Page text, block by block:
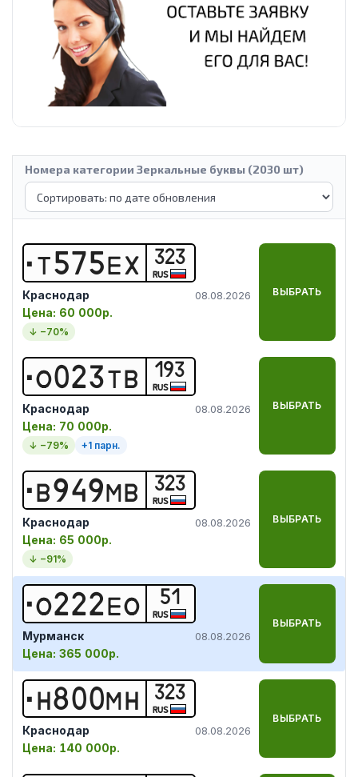
Номера категории Зеркальные буквы (2030 шт)
Т575ЕХ 323
RUS
Краснодар 08.08.2026
Цена: 60 000р.
↓ −70%
ВЫБРАТЬ
Н800МН 323
RUS
Краснодар 08.08.2026
Цена: 140 000р.
ВЫБРАТЬ
О023ТВ 193
RUS
Краснодар 08.08.2026
Цена: 70 000р.
↓ −79% +1 парн.
ВЫБРАТЬ
В949МВ 323
RUS
Краснодар 08.08.2026
Цена: 65 000р.
↓ −91%
ВЫБРАТЬ
О222ЕО 51
RUS
Мурманск 08.08.2026
Цена: 365 000р.
ВЫБРАТЬ